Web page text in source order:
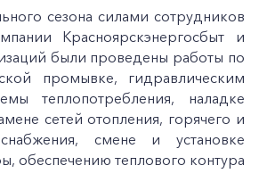
сезона силами сотрудников
Красноярскэнергосбыт и
были проведены работы по
промывке, гидравлическим
теплопотребления, наладке
сетей отопления, горячего и
смене и установке
обеспечению теплового контура